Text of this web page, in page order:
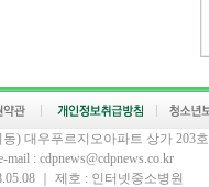
) 대우푸르지오아파트 상가 203호
: cdpnews@cdpnews.co.kr
｜ 제호 : 인터넷중소병원